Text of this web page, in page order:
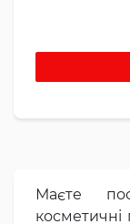
Маєте
косметичні